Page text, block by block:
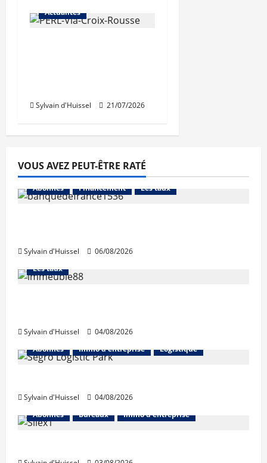
Actualités
Sylvain d'Huissel 21/07/2026
VOUS AVEZ PEUT-ÊTRE RATÉ
Abonnés Financement Les taux
Sylvain d'Huissel 06/08/2026
Abonnés Financement
Les taux
Sylvain d'Huissel
04/08/2026
Abonnés
Immo d'entreprise Logistique
Sylvain d'Huissel
04/08/2026
Abonnés
Bureaux Immo d'entreprise